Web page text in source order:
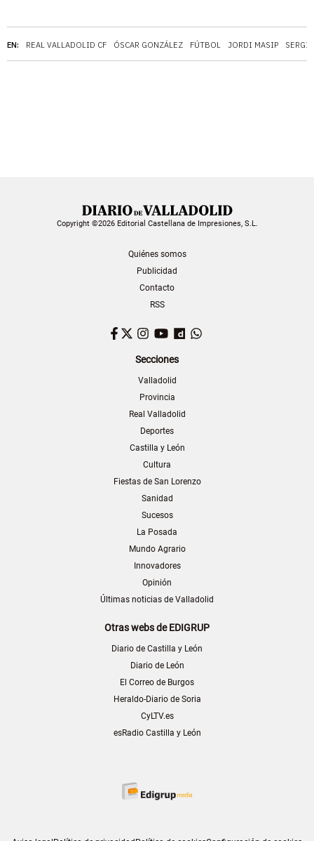
EN: REAL VALLADOLID CF ÓSCAR GONZÁLEZ FÚTBOL JORDI MASIP
Copyright ©2026 Editorial Castellana de Impresiones, S.L.
Quiénes somos
Publicidad
Contacto
RSS
Facebook
TwitterInstagram
YouTubeDailymotion
Secciones
Valladolid
Provincia
Real Valladolid
Deportes
Castilla y León
Cultura
Fiestas de San Lorenzo
Sanidad
Sucesos
La Posada
Mundo Agrario
Innovadores
Opinión
Últimas noticias de Valladolid
Otras webs de EDIGRUP
Diario de Castilla y León
Diario de León
El Correo de Burgos
Heraldo-Diario de Soria
CyLTV.es
esRadio Castilla y León